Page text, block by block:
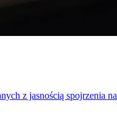
z jasnością spojrzenia